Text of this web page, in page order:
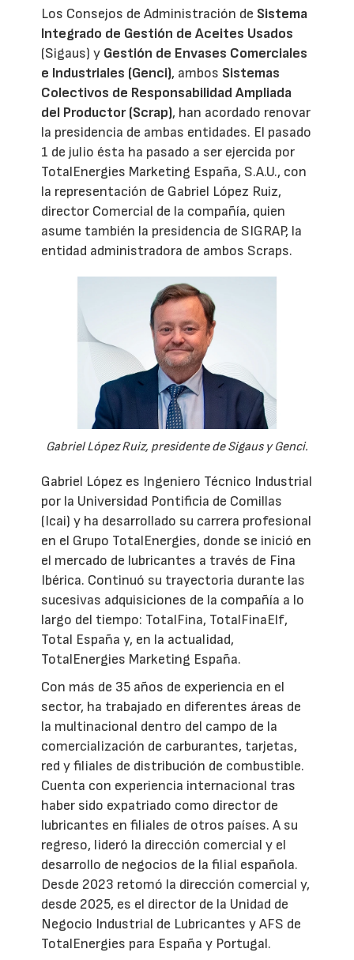
Los Consejos de Administración de Sistema
Integrado de Gestión de Aceites Usados
(Sigaus) y Gestión de Envases Comerciales
e Industriales (Genci), ambos Sistemas
Colectivos de Responsabilidad Ampliada
del Productor (Scrap), han acordado renovar
la presidencia de ambas entidades. El pasado
1 de julio ésta ha pasado a ser ejercida por
TotalEnergies Marketing España, S.A.U., con
la representación de Gabriel López Ruiz,
director Comercial de la compañía, quien
asume también la presidencia de SIGRAP, la
entidad administradora de ambos Scraps.
Gabriel López Ruiz, presidente de Sigaus y Genci.
Gabriel López es Ingeniero Técnico Industrial
por la Universidad Pontificia de Comillas
(Icai) y ha desarrollado su carrera profesional
en el Grupo TotalEnergies, donde se inició en
el mercado de lubricantes a través de Fina
Ibérica. Continuó su trayectoria durante las
sucesivas adquisiciones de la compañía a lo
largo del tiempo: TotalFina, TotalFinaElf,
Total España y, en la actualidad,
TotalEnergies Marketing España.
Con más de 35 años de experiencia en el
sector, ha trabajado en diferentes áreas de
la multinacional dentro del campo de la
comercialización de carburantes, tarjetas,
red y filiales de distribución de combustible.
Cuenta con experiencia internacional tras
haber sido expatriado como director de
lubricantes en filiales de otros países. A su
regreso, lideró la dirección comercial y el
desarrollo de negocios de la filial española.
Desde 2023 retomó la dirección comercial y,
desde 2025, es el director de la Unidad de
Negocio Industrial de Lubricantes y AFS de
TotalEnergies para España y Portugal.